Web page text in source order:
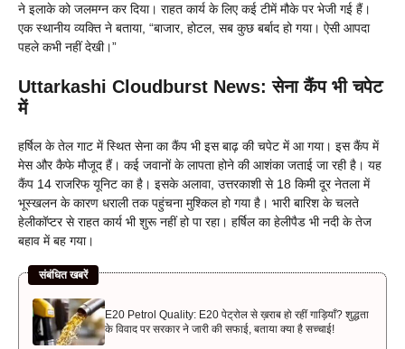
ने इलाके को जलमग्न कर दिया। राहत कार्य के लिए कई टीमें मौके पर भेजी गई हैं।
एक स्थानीय व्यक्ति ने बताया, “बाजार, होटल, सब कुछ बर्बाद हो गया। ऐसी आपदा
पहले कभी नहीं देखी।”
Uttarkashi Cloudburst News: सेना कैंप भी चपेट
में
हर्षिल के तेल गाट में स्थित सेना का कैंप भी इस बाढ़ की चपेट में आ गया। इस कैंप में
मेस और कैफे मौजूद हैं। कई जवानों के लापता होने की आशंका जताई जा रही है। यह
कैंप 14 राजरिफ यूनिट का है। इसके अलावा, उत्तरकाशी से 18 किमी दूर नेतला में
भूस्खलन के कारण धराली तक पहुंचना मुश्किल हो गया है। भारी बारिश के चलते
हेलीकॉप्टर से राहत कार्य भी शुरू नहीं हो पा रहा। हर्षिल का हेलीपैड भी नदी के तेज
बहाव में बह गया।
संबंधित खबरें
E20 Petrol Quality: E20 पेट्रोल से ख़राब हो रहीं गाड़ियाँ? शुद्धता
के विवाद पर सरकार ने जारी की सफाई, बताया क्या है सच्चाई!